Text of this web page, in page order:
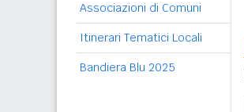
Associazioni di Comuni
Itinerari Tematici Locali
Bandiera Blu 2025